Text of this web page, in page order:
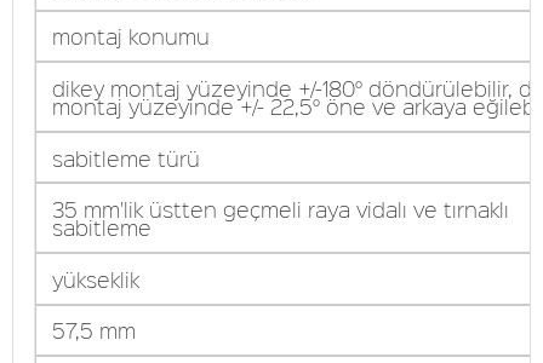
montaj konumu
dikey montaj yüzeyinde +/-180° döndürülebilir,
montaj yüzeyinde +/- 22,5° öne ve arkaya
sabitleme türü
35 mm'lik üstten geçmeli raya vidalı ve tırnaklı
sabitleme
yükseklik
57,5 mm